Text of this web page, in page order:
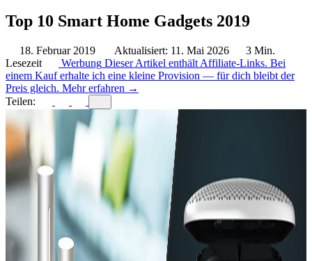
Top 10 Smart Home Gadgets 2019
18. Februar 2019 Aktualisiert: 11. Mai 2026
3 Min.
Lesezeit
Werbung Dieser Artikel enthält Affiliate-Links. Bei
einem Kauf erhalte ich eine kleine Provision — für dich bleibt der
Preis gleich. Mehr erfahren →
Teilen: